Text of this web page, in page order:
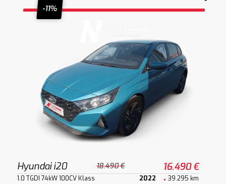
-11%
Hyundai i20 18.490 € 16.490 €
1.0 TGDI 74kW 100CV Klass 2022 39.295 km